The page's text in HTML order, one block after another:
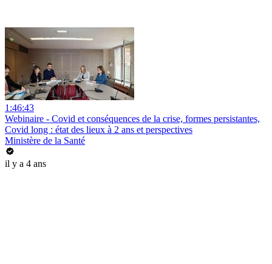
1:46:43
Webinaire - Covid et conséquences de la crise, formes persistantes,
Covid long : état des lieux à 2 ans et perspectives
Ministère de la Santé
il y a 4 ans